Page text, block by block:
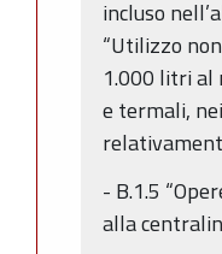
incluso
“Utilizzo
1.000 litri al
e termali,
- B.1.5
alla